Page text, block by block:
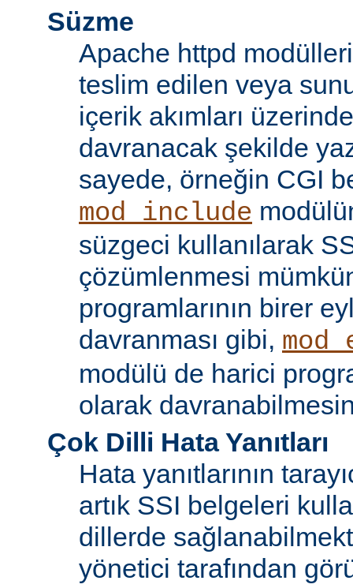
Süzme
Apache httpd
teslim edilen veya
içerik akımları
davranacak şekilde
sayede, örneğin CGI
mod_include
süzgeci kullanılarak
çözümlenmesi
programlarının birer
davranması gibi,
modülü de harici
olarak
Çok Dilli Hata Yanıtları
Hata yanıtlarının
artık SSI belgeleri
dillerde
yönetici tarafından